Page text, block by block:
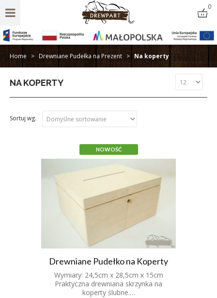
0
Home > Drewniane Pudełka na Prezent > Na koperty
NA KOPERTY
NOWOŚĆ
Drewniane Pudełko na Koperty
Wymiary: 24,5cm x 28,5cm x 15cm
Praktyczna drewniana skrzynka na
koperty ślubne.…